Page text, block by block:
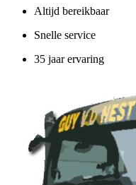
Altijd bereikbaar
Snelle service
35 jaar ervaring